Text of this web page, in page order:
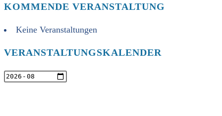
KOMMENDE VERANSTALTUNG
Keine Veranstaltungen
VERANSTALTUNGSKALENDER